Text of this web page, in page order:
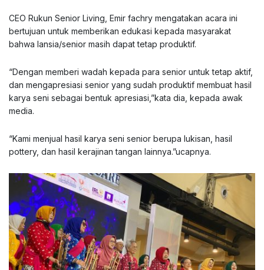
CEO Rukun Senior Living, Emir fachry mengatakan acara ini
bertujuan untuk memberikan edukasi kepada masyarakat
bahwa lansia/senior masih dapat tetap produktif.
“Dengan memberi wadah kepada para senior untuk tetap aktif,
dan mengapresiasi senior yang sudah produktif membuat hasil
karya seni sebagai bentuk apresiasi,”kata dia, kepada awak
media.
“Kami menjual hasil karya seni senior berupa lukisan, hasil
pottery, dan hasil kerajinan tangan lainnya.”ucapnya.